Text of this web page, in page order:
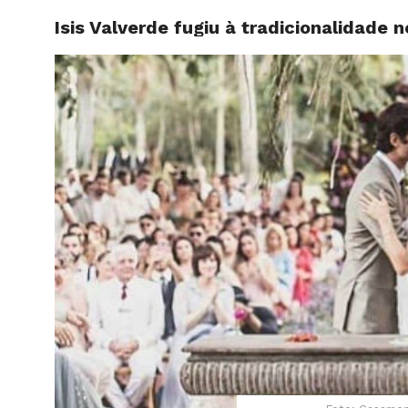
HOME
Isis Valverde fugiu à tradicionalidade